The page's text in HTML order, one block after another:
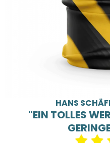
HANS
"EIN TOLLES